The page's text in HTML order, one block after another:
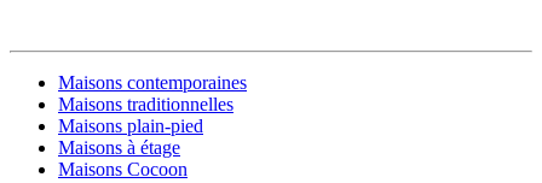
Maisons contemporaines
Maisons traditionnelles
Maisons plain-pied
Maisons à étage
Maisons Cocoon